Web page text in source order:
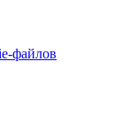
файлов